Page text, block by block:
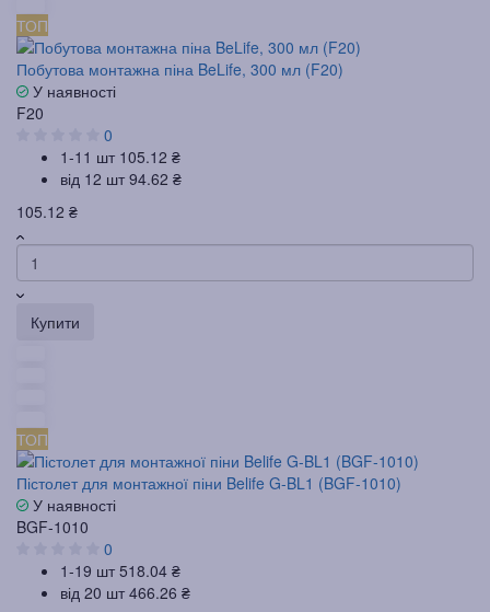
ТОП
Побутова монтажна піна BeLife, 300 мл (F20)
У наявності
F20
0
1-11 шт 105.12 ₴
від 12 шт 94.62 ₴
105.12 ₴
Купити
ТОП
Пістолет для монтажної піни Belife G-BL1 (BGF-1010)
У наявності
BGF-1010
0
1-19 шт 518.04 ₴
від 20 шт 466.26 ₴